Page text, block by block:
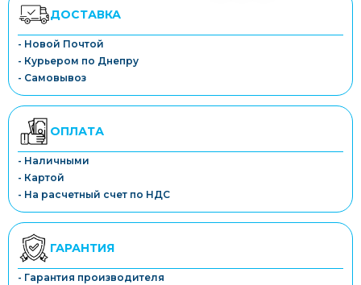
ДОСТАВКА
- Новой Почтой
- Курьером по Днепру
- Самовывоз
ОПЛАТА
- Наличными
- Картой
- На расчетный счет по НДС
ГАРАНТИЯ
- Гарантия производителя